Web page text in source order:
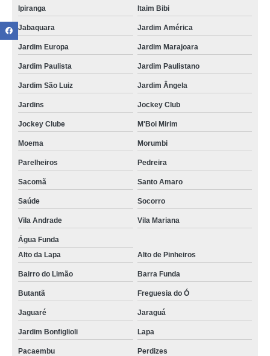
Ipiranga Itaim Bibi
Jabaquara Jardim América
Jardim Europa Jardim Marajoara
Jardim Paulista Jardim Paulistano
Jardim São Luiz Jardim Ângela
Jardins Jockey Club
Jockey Clube M'Boi Mirim
Moema Morumbi
Parelheiros Pedreira
Sacomã Santo Amaro
Saúde Socorro
Vila Andrade Vila Mariana
Água Funda
Alto da Lapa
Alto de Pinheiros
Bairro do Limão Barra Funda
Butantã Freguesia do Ó
Jaguaré Jaraguá
Jardim Bonfiglioli Lapa
Pacaembu Perdizes